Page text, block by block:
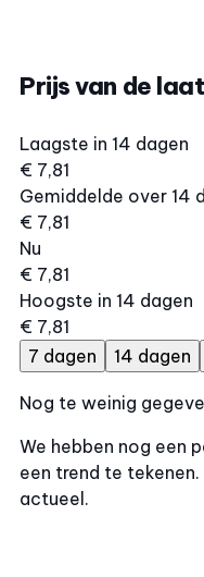
Prijs van de
Laagste in 14 dagen
€ 7,81
Gemiddelde over 14
€ 7,81
Nu
€ 7,81
Hoogste in 14 dagen
€ 7,81
7 dagen
14 dagen
Nog te weinig
We hebben nog een
een trend te
actueel.